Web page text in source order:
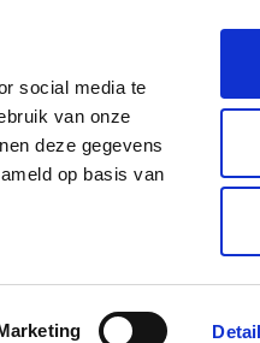
social media te
van onze
deze gegevens
op basis van
BNI Internationaal
CHAPTER KAART
HOE